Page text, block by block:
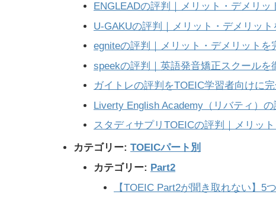
ENGLEADの評判｜メリット・デメリッ
U-GAKUの評判｜メリット・デメリット
egniteの評判｜メリット・デメリットを
speekの評判｜英語発音矯正スクールを
ガイトレの評判をTOEIC学習者向けに
Liverty English Academy（リバティ）
スタディサプリTOEICの評判｜メリッ
カテゴリー: TOEICパート別
カテゴリー: Part2
【TOEIC Part2が聞き取れない】5